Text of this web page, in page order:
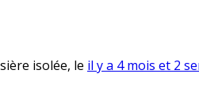
isolée, le il y a 4 mois et 2